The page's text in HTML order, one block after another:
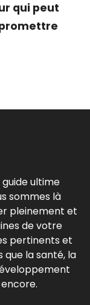
qui peut
ultime
sommes là
pleinement et
de votre
pertinents et
que la santé, la